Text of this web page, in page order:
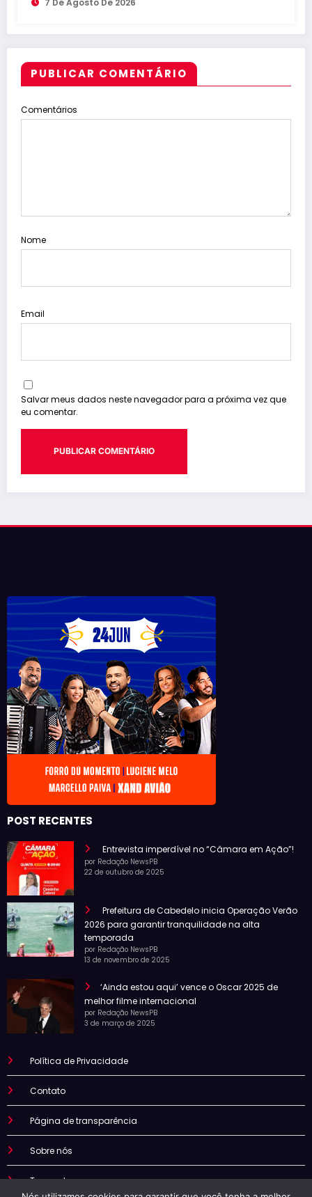
7 De Agosto De 2026
PUBLICAR COMENTÁRIO
Comentários
Nome
Email
Salvar meus dados neste navegador para a próxima vez que
eu comentar.
POST RECENTES
Entrevista imperdível no “Câmara em Ação”!
por Redação NewsPB
22 de outubro de 2025
Prefeitura de Cabedelo inicia Operação Verão
2026 para garantir tranquilidade na alta
temporada
por Redação NewsPB
13 de novembro de 2025
‘Ainda estou aqui’ vence o Oscar 2025 de
melhor filme internacional
por Redação NewsPB
3 de março de 2025
Política de Privacidade
Contato
Página de transparência
Sobre nós
Termo de uso